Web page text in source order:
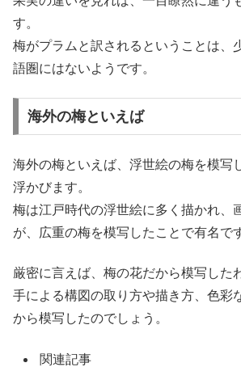
す。
梅がプラムと訳されるということは、
語圏にはないようです。
海外の梅といえば
海外の梅といえば、浮世絵の梅を模写
浮かびます。
梅は江戸時代の浮世絵に多く描かれ、
が、広重の梅を模写したことで有名で
厳密に言えば、梅の花だから模写した
手による構図の取り方や描き方、色彩
から模写したのでしょう。
関連記事